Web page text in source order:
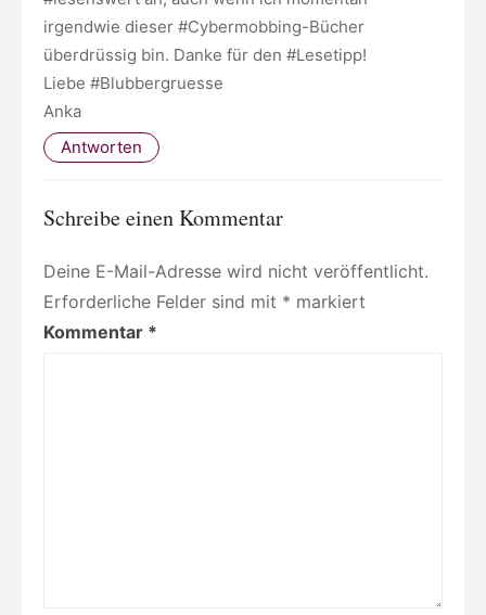
irgendwie dieser #Cybermobbing-Bücher
überdrüssig bin. Danke für den #Lesetipp!
Liebe #Blubbergruesse
Anka
Antworten
Schreibe einen Kommentar
Deine E-Mail-Adresse wird nicht veröffentlicht.
Erforderliche Felder sind mit * markiert
Kommentar *